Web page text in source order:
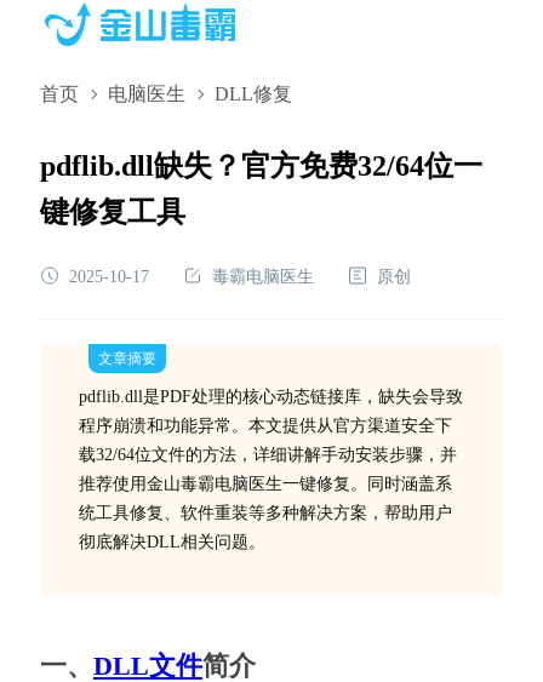
首页 电脑医生 DLL修复
pdflib.dll缺失？官方免费32/64位一
键修复工具
2025-10-17 毒霸电脑医生 原创
文章摘要
pdflib.dll是PDF处理的核心动态链接库，缺失会导致
程序崩溃和功能异常。本文提供从官方渠道安全下
载32/64位文件的方法，详细讲解手动安装步骤，并
推荐使用金山毒霸电脑医生一键修复。同时涵盖系
统工具修复、软件重装等多种解决方案，帮助用户
彻底解决DLL相关问题。
一、 DLL文件简介